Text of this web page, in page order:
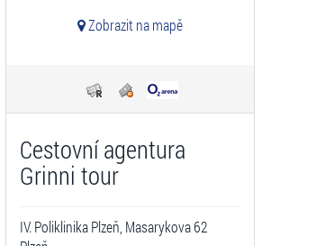
Zobrazit na mapě
Cestovní agentura
Grinni tour
IV. Poliklinika Plzeň, Masarykova 62